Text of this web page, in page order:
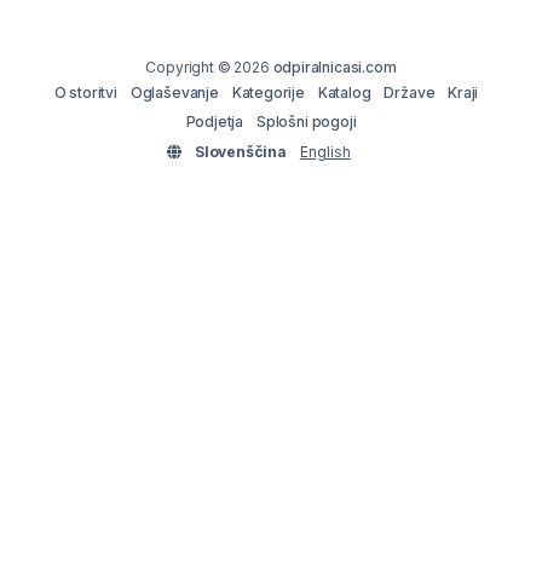
Copyright © 2026 odpiralnicasi.com
O storitvi
Oglaševanje Kategorije Katalog Države
Kraji
Podjetja
Splošni pogoji
Slovenščina
English